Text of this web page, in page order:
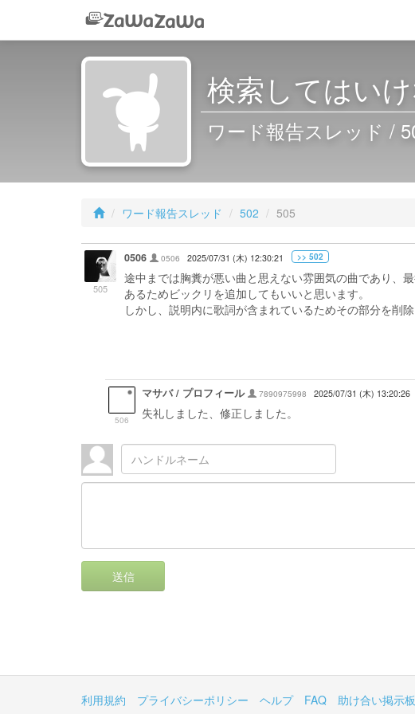
検索してはい
ワード報告スレッド /
ワード報告スレッド 502 505
505
0506 0506 2025/07/31 (木) 12:30:21 >> 502
途中までは胸糞が悪い曲と思えない雰囲気の曲であり、
あるためビックリを追加してもいいと思います。
しかし、説明内に歌詞が含まれているためその部分を削除
506
マサバ / プロフィール 7890975998 2025/07/31 (木) 13:20:26
失礼しました、修正しました。
送信
利用規約 プライバシーポリシー ヘルプ FAQ 助け合い掲示板